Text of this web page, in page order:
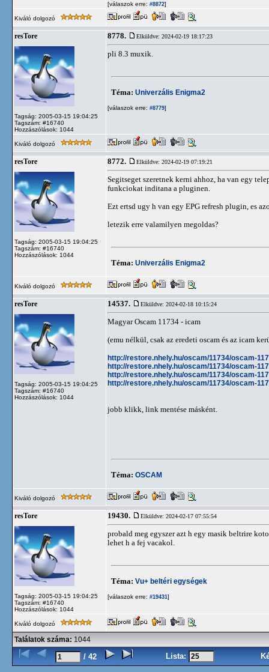
[válaszok erre: #8872]
Kiváló dolgozó
resTore
Tagság: 2005-03-15 19:04:25
Tagszám: #16740
Hozzászólások: 1044
8778. Elküldve: 2024-02-19 18:17:23
pli 8.3 muxik.
Téma: Univerzális Enigma2
[válaszok erre: #8779]
Kiváló dolgozó
resTore
Tagság: 2005-03-15 19:04:25
Tagszám: #16740
Hozzászólások: 1044
8772. Elküldve: 2024-02-19 07:19:21
Segitseget szeretnek kerni ahhoz, ha van egy
funkciokat inditana a pluginen.
Ezt ertsd ugy h van egy EPG refresh plugin, es
letezik erre valamilyen megoldas?
Téma: Univerzális Enigma2
Kiváló dolgozó
resTore
Tagság: 2005-03-15 19:04:25
Tagszám: #16740
Hozzászólások: 1044
14537. Elküldve: 2024-02-18 10:15:24
Magyar Oscam 11734 - icam
(emu nélkül, csak az eredeti oscam és az icam
http://restore.nhely.hu/oscam/11734/oscam-
http://restore.nhely.hu/oscam/11734/oscam-
http://restore.nhely.hu/oscam/11734/oscam-
http://restore.nhely.hu/oscam/11734/oscam-
jobb klikk, link mentése másként.
Téma: OSCAM
Kiváló dolgozó
resTore
Tagság: 2005-03-15 19:04:25
Tagszám: #16740
Hozzászólások: 1044
19430. Elküldve: 2024-02-17 07:55:54
probald meg egyszer azt h egy masik beltrire
lehet h a fej vacakol.
Téma: Vu+ beltéri egységek
[válaszok erre: #19431]
Kiváló dolgozó
Találatok száma: 1044
/ 42 Lista: